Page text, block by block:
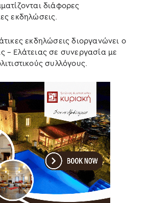
διάφορες
εκδηλώσεις.
εκδηλώσεις διοργανώνει ο
– Ελάτειας σε συνεργασία με
συλλόγους.